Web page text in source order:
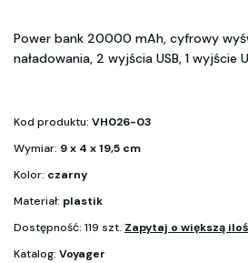
Power bank 20000 mAh, cyfrowy
naładowania, 2 wyjścia USB, 1 wyjście
Kod produktu: VH026-03
Wymiar: 9 x 4 x 19,5 cm
Kolor: czarny
Materiał: plastik
Dostępność: 119 szt. Zapytaj o większą
Katalog: Voyager